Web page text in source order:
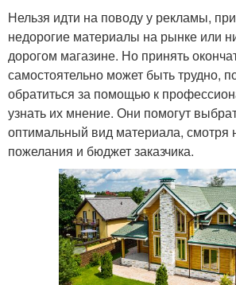
Нельзя идти на поводу у рекламы,
недорогие материалы на рынке или
дорогом магазине. Но принять
самостоятельно может быть трудно,
обратиться за помощью к
узнать их мнение. Они помогут
оптимальный вид материала, смотря
пожелания и бюджет заказчика.